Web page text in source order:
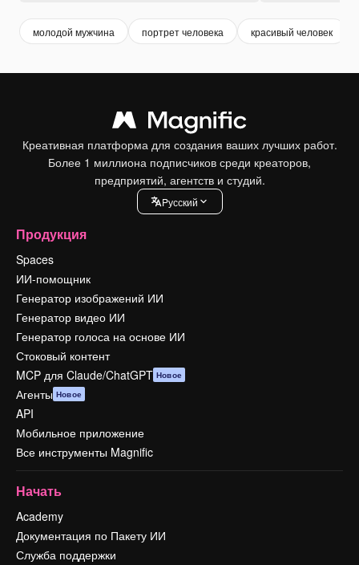
молодой мужчина портрет человека красивый человек
Креативная платформа для создания ваших лучших работ.
Более 1 миллиона подписчиков среди креаторов,
предприятий, агентств и студий.
Pусский
Продукция
Spaces
ИИ-помощник
Генератор изображений ИИ
Генератор видео ИИ
Генератор голоса на основе ИИ
Стоковый контент
MCP для Claude/ChatGPT Новое
Агенты Новое
API
Мобильное приложение
Все инструменты Magnific
Начать
Academy
Документация по Пакету ИИ
Служба поддержки